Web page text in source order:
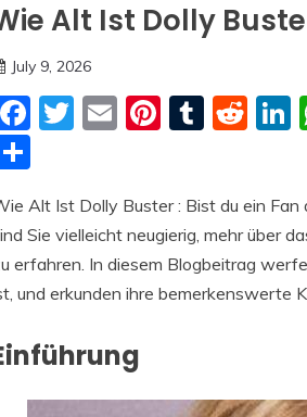
Alt Ist Dolly
July 9, 2026
Facebook
Twitter
EmailPinterest
Alt Ist Dolly Buster : Bist du ein
Sie vielleicht neugierig, mehr über
erfahren. In diesem Blogbeitrag
und erkunden ihre bemerkenswerte